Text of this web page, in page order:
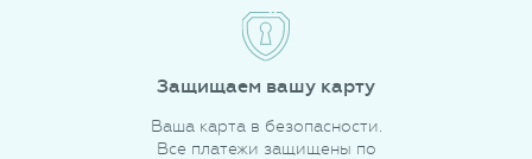
Защищаем вашу карту
Ваша карта в безопасности.
Все платежи защищены по